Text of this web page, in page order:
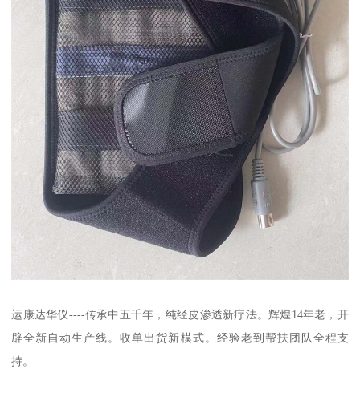
运康达华仪----传承中五千年，纯经皮渗透新疗法。辉煌14年老，开
辟全新自动生产线。收单出货新模式。经验老到帮扶团队全程支
持。